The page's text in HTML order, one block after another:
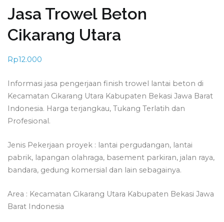
Jasa Trowel Beton
Cikarang Utara
Rp12.000
Informasi jasa pengerjaan finish trowel lantai beton di
Kecamatan Cikarang Utara Kabupaten Bekasi Jawa Barat
Indonesia. Harga terjangkau, Tukang Terlatih dan
Profesional.
Jenis Pekerjaan proyek : lantai pergudangan, lantai
pabrik, lapangan olahraga, basement parkiran, jalan raya,
bandara, gedung komersial dan lain sebagainya.
Area : Kecamatan Cikarang Utara Kabupaten Bekasi Jawa
Barat Indonesia